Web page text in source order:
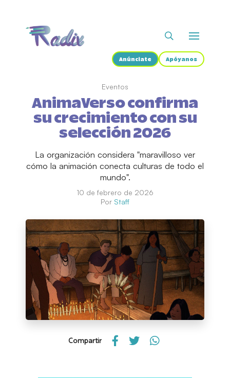
Anúnciate Apóyanos
Eventos
AnimaVerso confirma
su crecimiento con su
selección 2026
La organización considera "maravilloso ver
cómo la animación conecta culturas de todo el
mundo".
10 de febrero de 2026
Por Staff
Compartir